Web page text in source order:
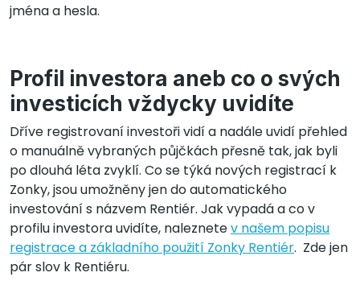
jména a hesla.
Profil investora aneb co o svých
investicích vždycky uvidíte
Dříve registrovaní investoři vidí a nadále uvidí přehled
o manuálně vybraných půjčkách přesně tak, jak byli
po dlouhá léta zvyklí. Co se týká nových registrací k
Zonky, jsou umožněny jen do automatického
investování s názvem Rentiér. Jak vypadá a co v
profilu investora uvidíte, naleznetev našem popisu
registrace a základního použití Zonky Rentiér. Zde jen
pár slov k Rentiéru.